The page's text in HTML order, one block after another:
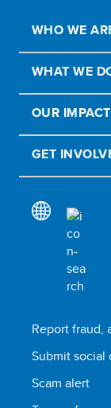
WHO WE
WHAT WE
OUR IMPACT
GET
Report fraud,
Submit
Scam alert